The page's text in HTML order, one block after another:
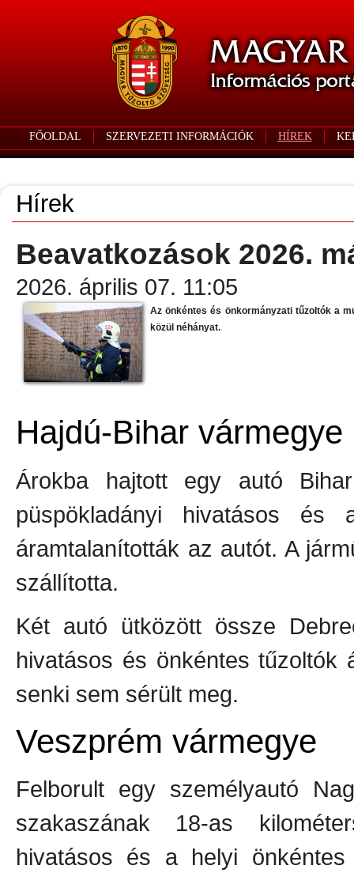
FŐOLDAL SZERVEZETI INFORMÁCIÓK HÍREK
Hírek
Beavatkozások 2026.
2026. április 07. 11:05
Az önkéntes és önkormányzati tűzoltók a
közül néhányat.
Hajdú-Bihar vármegye
Árokba hajtott egy autó
püspökladányi hivatásos és
áramtalanították az autót. A
szállította.
Két autó ütközött össze
hivatásos és önkéntes tűzoltók
senki sem sérült meg.
Veszprém vármegye
Felborult egy személyautó
szakaszának 18-as
hivatásos és a helyi